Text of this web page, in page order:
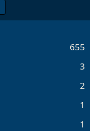
655
3
2
1
1